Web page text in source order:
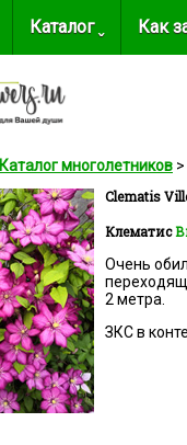
Каталог ˬ Как
Каталог многолетников
Clematis
Клематис
Очень
2 метра.
ЗКС в